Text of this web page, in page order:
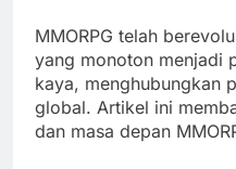
MMORPG telah
yang monoton menjadi
kaya, menghubungkan
global. Artikel ini
dan masa depan